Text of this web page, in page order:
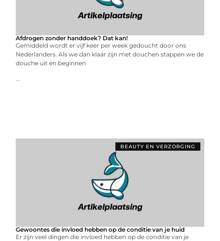
Afdrogen zonder handdoek? Dat kan!
Gemiddeld wordt er vijf keer per week gedoucht door ons
Nederlanders. Als we dan klaar zijn met douchen stappen we de
douche uit en beginnen
...
BEAUTY EN VERZORGING
Gewoontes die invloed hebben op de conditie van je huid
Er zijn veel dingen die invloed hebben op de conditie van je